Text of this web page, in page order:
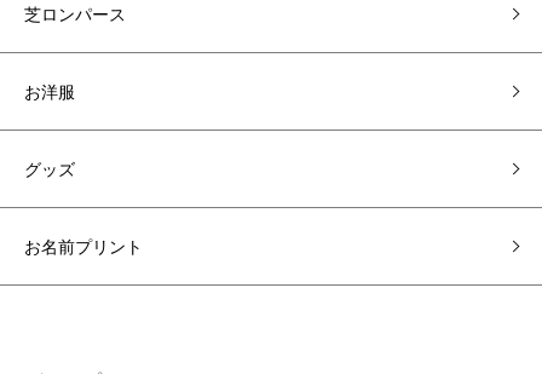
芝ロンパース
お洋服
グッズ
お名前プリント